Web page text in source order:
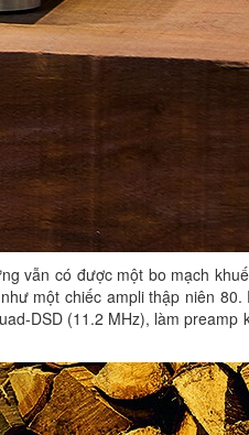
vẫn có được một bo mạch
một chiếc ampli thập niên 80.
DSD (11.2 MHz), làm preamp